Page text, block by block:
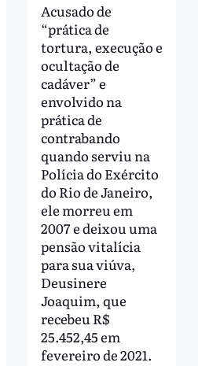
Acusado de
“prática de
tortura, execução e
ocultação de
cadáver” e
envolvido na
prática de
contrabando
quando serviu na
Polícia do Exército
do Rio de Janeiro,
ele morreu em
2007 e deixou uma
pensão vitalícia
para sua viúva,
Deusinere
Joaquim, que
recebeu R$
25.452,45 em
fevereiro de 2021.